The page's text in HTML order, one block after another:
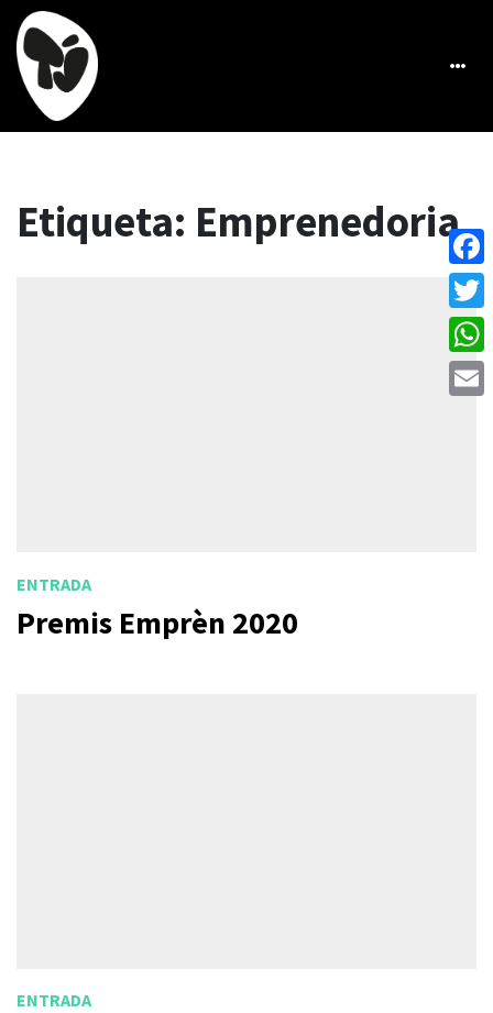
Etiqueta: Emprenedoria
ENTRADA
Premis Emprèn 2020
ENTRADA